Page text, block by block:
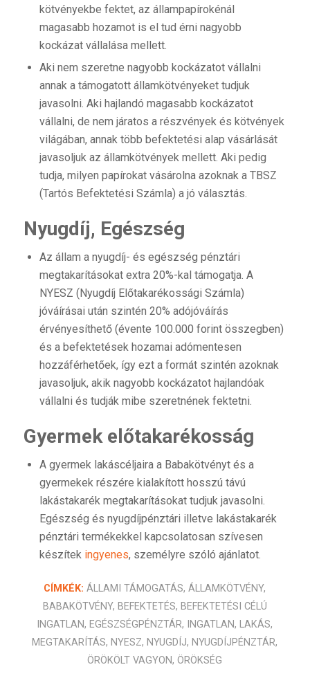
kötvényekbe fektet, az állampapírokénál
magasabb hozamot is el tud érni nagyobb
kockázat vállalása mellett.
Aki nem szeretne nagyobb kockázatot vállalni
annak a támogatott államkötvényeket tudjuk
javasolni. Aki hajlandó magasabb kockázatot
vállalni, de nem járatos a részvények és kötvények
világában, annak több befektetési alap vásárlását
javasoljuk az államkötvények mellett. Aki pedig
tudja, milyen papírokat vásárolna azoknak a TBSZ
(Tartós Befektetési Számla) a jó választás.
Nyugdíj, Egészség
Az állam a nyugdíj- és egészség pénztári
megtakarításokat extra 20%-kal támogatja. A
NYESZ (Nyugdíj Előtakarékossági Számla)
jóváírásai után szintén 20% adójóváírás
érvényesíthető (évente 100.000 forint összegben)
és a befektetések hozamai adómentesen
hozzáférhetőek, így ezt a formát szintén azoknak
javasoljuk, akik nagyobb kockázatot hajlandóak
vállalni és tudják mibe szeretnének fektetni.
Gyermek előtakarékosság
A gyermek lakáscéljaira a Babakötvényt és a
gyermekek részére kialakított hosszú távú
lakástakarék megtakarításokat tudjuk javasolni.
Egészség és nyugdíjpénztári illetve lakástakarék
pénztári termékekkel kapcsolatosan szívesen
készítek ingyenes, személyre szóló ajánlatot.
CÍMKÉK: ÁLLAMI TÁMOGATÁS,ÁLLAMKÖTVÉNY,
BABAKÖTVÉNY, BEFEKTETÉS, BEFEKTETÉSI CÉLÚ
INGATLAN, EGÉSZSÉGPÉNZTÁR, INGATLAN, LAKÁS,
MEGTAKARÍTÁS, NYESZ, NYUGDÍJ, NYUGDÍJPÉNZTÁR,
ÖRÖKÖLT VAGYON,ÖRÖKSÉG